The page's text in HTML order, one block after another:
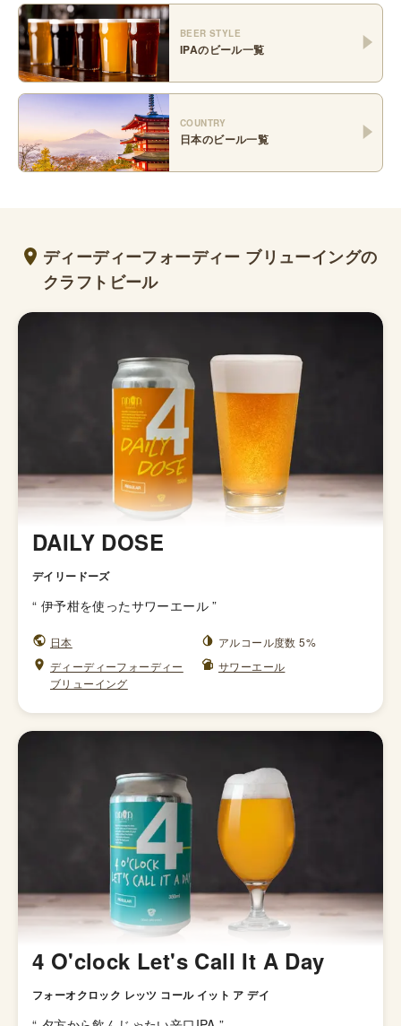
BEER STYLE
IPAのビール一覧
COUNTRY
日本のビール一覧
ディーディーフォーディー ブリューイングの
クラフトビール
DAILY DOSE
デイリードーズ
“ 伊予柑を使ったサワーエール ”
日本
アルコール度数 5%
ディーディーフォーディー
ブリューイング
サワーエール
4 O'clock Let's Call It A Day
フォーオクロック レッツ コール イット ア デイ